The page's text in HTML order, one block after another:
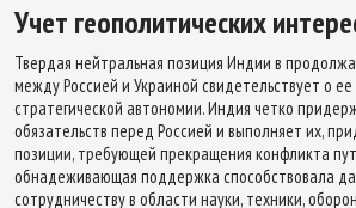
Учет геополитических
Твердая нейтральная позиция Индии в
между Россией и Украиной свидетельствует о ее
стратегической автономии. Индия четко
обязательств перед Россией и выполняет их,
позиции, требующей прекращения конфликта
обнадеживающая поддержка способствовала
сотрудничеству в области науки, техники,